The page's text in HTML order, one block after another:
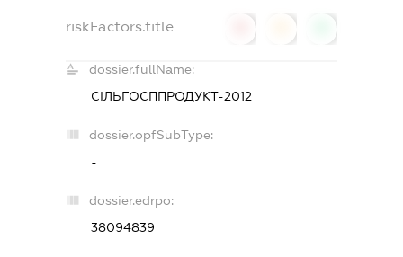
riskFactors.title
dossier.fullName:
СІЛЬГОСППРОДУКТ-2012
dossier.opfSubType:
-
dossier.edrpo:
38094839